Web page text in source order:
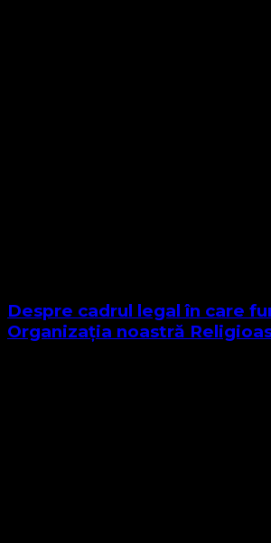
Despre cadrul legal în care
Organizația noastră